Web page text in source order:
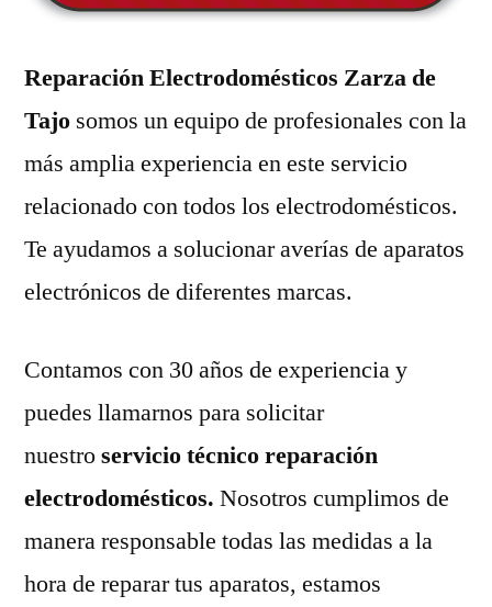
Reparación Electrodomésticos Zarza de
Tajo somos un equipo de profesionales con la
más amplia experiencia en este servicio
relacionado con todos los electrodomésticos.
Te ayudamos a solucionar averías de aparatos
electrónicos de diferentes marcas.
Contamos con 30 años de experiencia y
puedes llamarnos para solicitar
nuestroservicio técnico reparación
electrodomésticos. Nosotros cumplimos de
manera responsable todas las medidas a la
hora de reparar tus aparatos, estamos